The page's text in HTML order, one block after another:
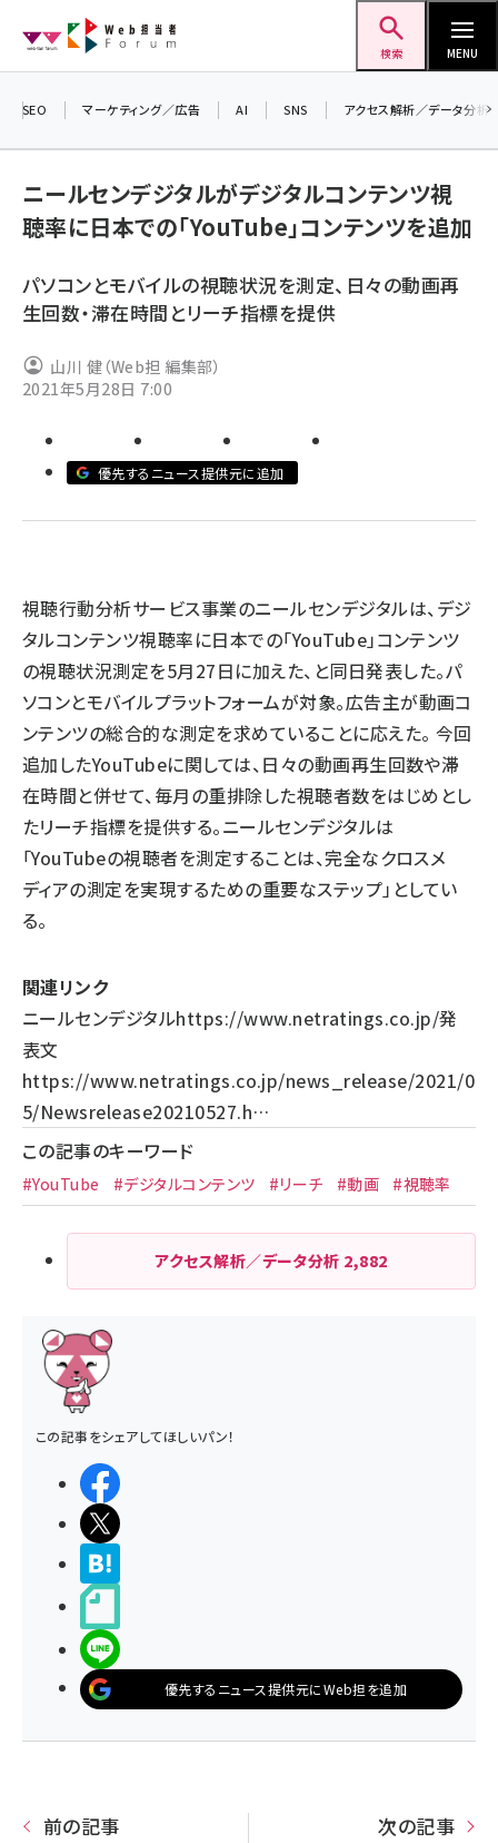
ン
検索 MENU
ai (2804)
note (2312)
z世代 (1622)
SEO マーケティング／広告 AI SNS アクセス解析／データ分析
ニールセンデジタルがデジタルコンテンツ視
聴率に日本での「YouTube」コンテンツを追加
パソコンとモバイルの視聴状況を測定、日々の動画再
生回数・滞在時間とリーチ指標を提供
山川 健（Web担 編集部）
2021年5月28日 7:00
優先するニュース提供元に追加
視聴行動分析サービス事業のニールセンデジタルは、デジ
タルコンテンツ視聴率に日本での「YouTube」コンテンツ
の視聴状況測定を5月27日に加えた、と同日発表した。パ
ソコンとモバイルプラットフォームが対象。広告主が動画コ
ンテンツの総合的な測定を求めていることに応えた。 今回
追加したYouTubeに関しては、日々の動画再生回数や滞
在時間と併せて、毎月の重排除した視聴者数をはじめとし
たリーチ指標を提供する。ニールセンデジタルは
「YouTubeの視聴者を測定することは、完全なクロスメ
ディアの測定を実現するための重要なステップ」としてい
る。
関連リンク
ニールセンデジタルhttps://www.netratings.co.jp/発
表文
https://www.netratings.co.jp/news_release/2021/0
5/Newsrelease20210527.h…
この記事のキーワード
#YouTube #デジタルコンテンツ #リーチ #動画 #視聴率
アクセス解析／データ分析 2,882
この記事をシェアしてほしいパン！
優先するニュース提供元にWeb担を追加
前の記事 次の記事
▼ア